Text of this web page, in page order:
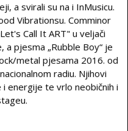
a svirali su na i InMusicu.
Vibrationsu. Comminor
Call It ART" u veljači
pjesma „Rubble Boy“ je
metal pjesama 2016. od
radiu. Njihovi
energije te vrlo neobičnih i